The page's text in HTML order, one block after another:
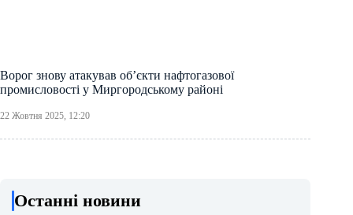
Ворог знову атакував об’єкти нафтогазової
промисловості у Миргородському районі
22 Жовтня 2025, 12:20
Останні новини